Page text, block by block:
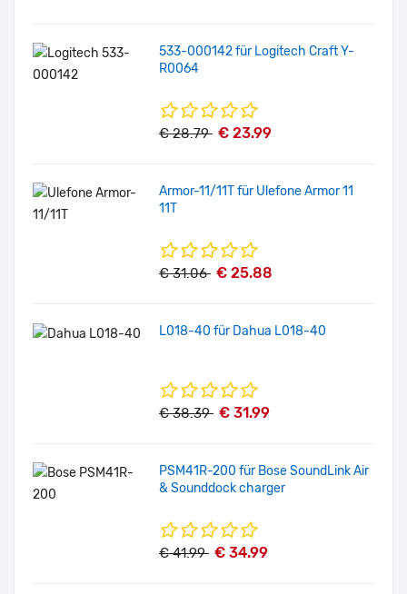
533-000142 für Logitech Craft Y-
R0064
€ 28.79 € 23.99
Armor-11/11T für Ulefone Armor 11
11T
€ 31.06 € 25.88
L018-40 für Dahua L018-40
€ 38.39 € 31.99
PSM41R-200 für Bose SoundLink Air
& Sounddock charger
€ 41.99 € 34.99